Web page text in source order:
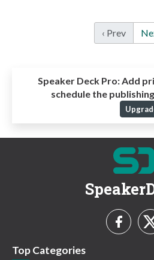
‹ Prev
Speaker Deck Pro: Add
schedule the
Top Categories